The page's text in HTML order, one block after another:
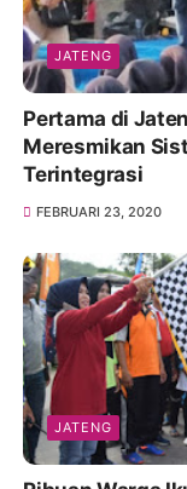
JATENG
Pertama di Jateng, Bupati
Meresmikan Sistem Perlindungan Anak
Terintegrasi
FEBRUARI 23, 2020
JATENG